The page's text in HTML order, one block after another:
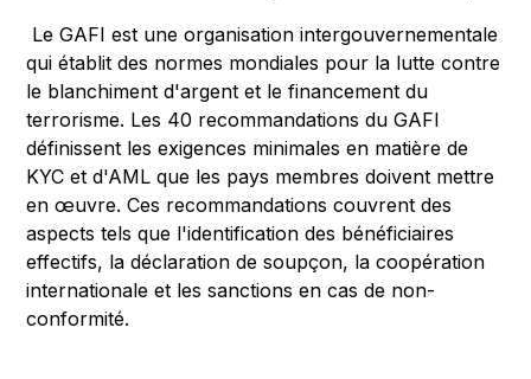
Le GAFI est une organisation intergouvernementale
qui établit des normes mondiales pour la lutte contre
le blanchiment d'argent et le financement du
terrorisme. Les 40 recommandations du GAFI
définissent les exigences minimales en matière de
KYC et d'AML que les pays membres doivent mettre
en œuvre. Ces recommandations couvrent des
aspects tels que l'identification des bénéficiaires
effectifs, la déclaration de soupçon, la coopération
internationale et les sanctions en cas de non-
conformité.